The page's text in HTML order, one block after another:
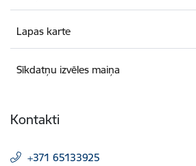
Lapas karte
Sīkdatņu izvēles maiņa
Kontakti
+371 65133925